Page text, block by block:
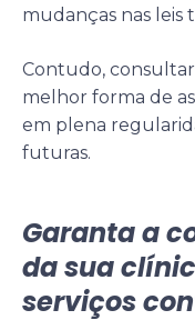
mudanças nas leis
Contudo,
melhor forma de
em plena
futuras.
Garanta a
da sua
serviços